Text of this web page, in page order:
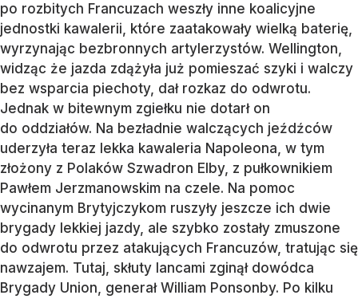
po rozbitych Francuzach weszły inne koalicyjne
jednostki kawalerii, które zaatakowały wielką baterię,
wyrzynając bezbronnych artylerzystów. Wellington,
widząc że jazda zdążyła już pomieszać szyki i walczy
bez wsparcia piechoty, dał rozkaz do odwrotu.
Jednak w bitewnym zgiełku nie dotarł on
do oddziałów. Na bezładnie walczących jeźdźców
uderzyła teraz lekka kawaleria Napoleona, w tym
złożony z Polaków Szwadron Elby, z pułkownikiem
Pawłem Jerzmanowskim na czele. Na pomoc
wycinanym Brytyjczykom ruszyły jeszcze ich dwie
brygady lekkiej jazdy, ale szybko zostały zmuszone
do odwrotu przez atakujących Francuzów, tratując się
nawzajem. Tutaj, skłuty lancami zginął dowódca
Brygady Union, generał William Ponsonby. Po kilku